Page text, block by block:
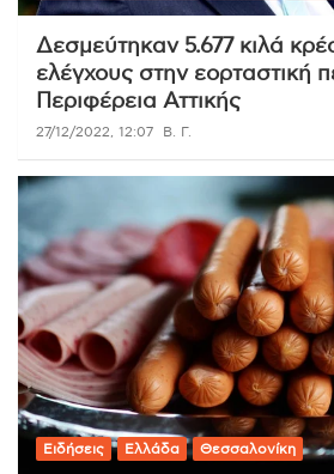
Δεσμεύτηκαν 5.677 κιλά
ελέγχους στην εορταστική
Περιφέρεια Αττικής
27/12/2022, 12:07 Β. Γ.
Ειδήσεις Ελλάδα Θεσσαλονίκη